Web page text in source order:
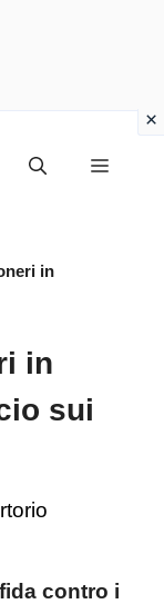
Menu
in
in
sui
contro i